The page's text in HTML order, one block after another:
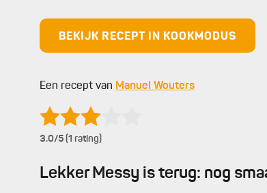
BEKIJK RECEPT IN KOOKMODUS
Een recept van Manuel Wouters
3.0/5 (1 rating)
Lekker Messy is terug: nog